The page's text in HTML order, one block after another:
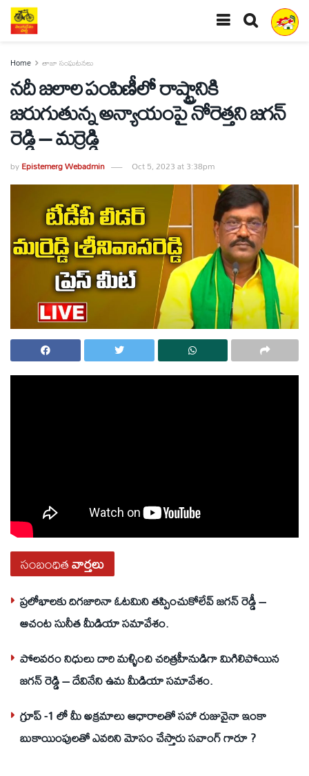
Home తాజా సంఘటనలు
నదీ జలాల పంపిణీలో రాష్ట్రానికి
జరుగుతున్న అన్యాయంపై నోరెత్తని జగన్
రెడ్డి – మర్రెడ్డి
byEpistemerg Webadmin Oct 5, 2023 at 3:38pm
సంబంధితవార్తలు
ప్రలోభాలకు దిగజారినా ఓటమిని తప్పించుకోలేవ్ జగన్ రెడ్డీ –
ఆచంట సునీత మీడియా సమావేశం.
పోలవరం నిధులు దారి మళ్ళించి చరిత్రహీనుడిగా మిగిలిపోయిన
జగన్ రెడ్డి – దేవినేని ఉమ మీడియా సమావేశం.
గ్రూప్ -1 లో మీ అక్రమాలు ఆధారాలతో సహా రుజువైనా ఇంకా
బుకాయింపులతో ఎవరిని మోసం చేస్తారు సవాంగ్ గారూ ?